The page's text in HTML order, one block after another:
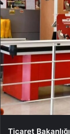
Ticaret Bakanlığı